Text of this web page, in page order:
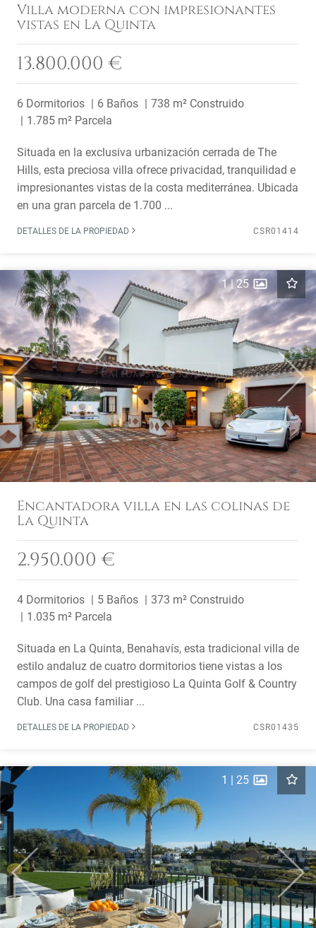
Villa moderna con impresionantes
vistas en La Quinta
13.800.000 €
6 Dormitorios 6 Baños
738 m² Construido
1.785 m² Parcela
Situada en la exclusiva urbanización cerrada de The
Hills, esta preciosa villa ofrece privacidad, tranquilidad e
impresionantes vistas de la costa mediterránea. Ubicada
en una gran parcela de 1.700 ...
DETALLES DE LA PROPIEDAD CSR01414
Previous Next
1|25
Encantadora villa en las colinas de
La Quinta
2.950.000 €
4 Dormitorios 5 Baños
373 m² Construido
1.035 m² Parcela
Situada en La Quinta, Benahavís, esta tradicional villa de
estilo andaluz de cuatro dormitorios tiene vistas a los
campos de golf del prestigioso La Quinta Golf & Country
Club. Una casa familiar ...
DETALLES DE LA PROPIEDAD CSR01435
Previous Next
1 | 25